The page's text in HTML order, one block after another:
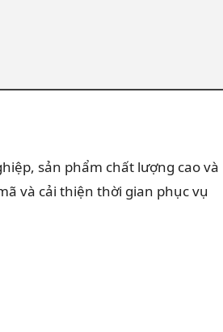
sản phẩm chất lượng cao và
và cải thiện thời gian phục vụ